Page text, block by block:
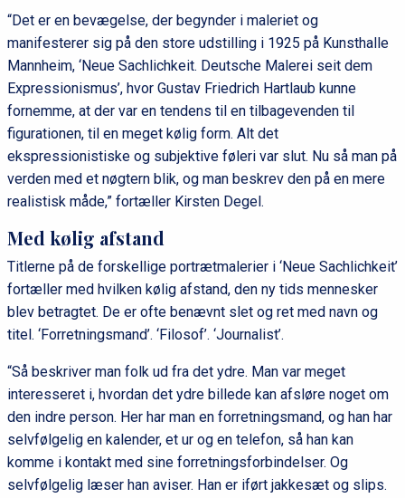
“Det er en bevægelse, der begynder i maleriet og
manifesterer sig på den store udstilling i 1925 på Kunsthalle
Mannheim, ‘Neue Sachlichkeit. Deutsche Malerei seit dem
Expressionismus’, hvor Gustav Friedrich Hartlaub kunne
fornemme, at der var en tendens til en tilbagevenden til
figurationen, til en meget kølig form. Alt det
ekspressionistiske og subjektive føleri var slut. Nu så man på
verden med et nøgtern blik, og man beskrev den på en mere
realistisk måde,” fortæller Kirsten Degel.
Med kølig afstand
Titlerne på de forskellige portrætmalerier i ‘Neue Sachlichkeit’
fortæller med hvilken kølig afstand, den ny tids mennesker
blev betragtet. De er ofte benævnt slet og ret med navn og
titel. ‘Forretningsmand’. ‘Filosof’. ‘Journalist’.
“Så beskriver man folk ud fra det ydre. Man var meget
interesseret i, hvordan det ydre billede kan afsløre noget om
den indre person. Her har man en forretningsmand, og han har
selvfølgelig en kalender, et ur og en telefon, så han kan
komme i kontakt med sine forretningsforbindelser. Og
selvfølgelig læser han aviser. Han er iført jakkesæt og slips.